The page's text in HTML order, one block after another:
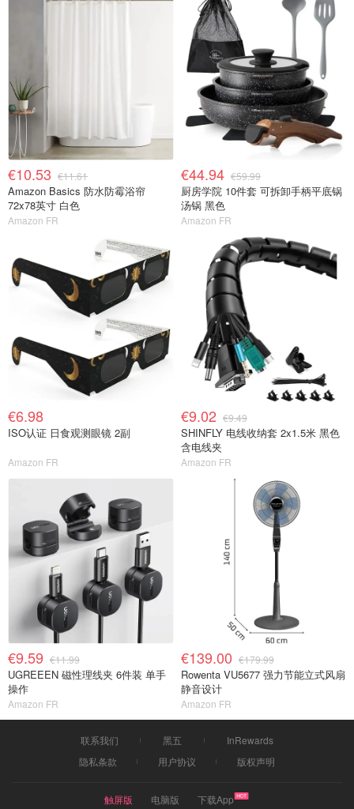
€10.53 €11.61
Amazon Basics 防水防霉浴帘
72x78英寸 白色
Amazon FR
€44.94 €59.99
厨房学院 10件套 可拆卸手柄平底锅
汤锅 黑色
Amazon FR
€6.98
ISO认证 日食观测眼镜 2副
Amazon FR
€9.02 €9.49
SHINFLY 电线收纳套 2x1.5米 黑色
含电线夹
Amazon FR
€9.59 €11.99
UGREEEN 磁性理线夹 6件装 单手
操作
Amazon FR
€139.00 €179.99
Rowenta VU5677 强力节能立式风扇
静音设计
Amazon FR
联系我们 黑五
InRewards
隐私条款
用户协议 版权声明
触屏版 电脑版 下载App